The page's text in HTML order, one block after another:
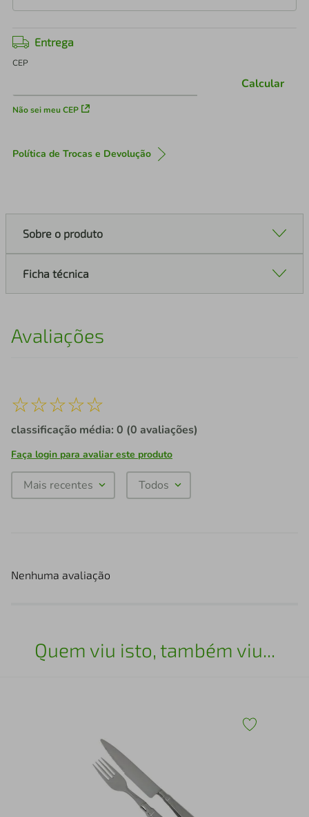
Entrega
CEP
Não sei meu CEP
Calcular
Política de Trocas e Devolução
Sobre o produto
Ficha técnica
Avaliações
☆☆☆☆☆
classificação média: 0 (0 avaliações)
Faça login para avaliar este produto
Mais recentes Todos
Nenhuma avaliação
Quem viu isto, também viu...